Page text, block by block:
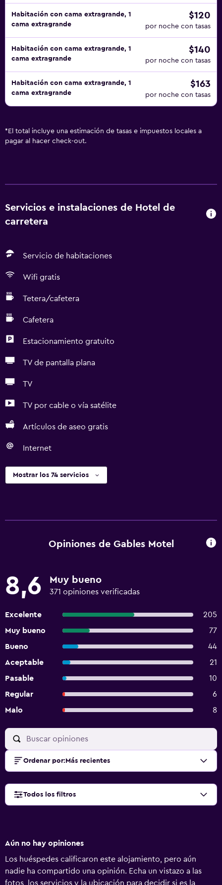
Habitación con cama extragrande, 1
cama extragrande
$120
por noche con tasas
Habitación con cama extragrande, 1
cama extragrande
$140
por noche con tasas
Habitación con cama extragrande, 1
cama extragrande
$163
por noche con tasas
* El total incluye una estimación de tasas e impuestos locales a
pagar al hacer check-out.
Servicios e instalaciones de Hotel de
carretera
Servicio de habitaciones
Wifi gratis
Tetera/cafetera
Cafetera
Estacionamiento gratuito
TV de pantalla plana
TV
TV por cable o vía satélite
Artículos de aseo gratis
Internet
Mostrar los 74 servicios
Opiniones de Gables Motel
8,6 Muy bueno
371 opiniones verificadas
Excelente
205
Muy bueno
77
Bueno
44
Aceptable
21
Pasable
10
Regular
6
Malo
8
Ordenar por: Más recientes
Todos los filtros
Aún no hay opiniones
Los huéspedes calificaron este alojamiento, pero aún
nadie ha compartido una opinión. Echa un vistazo a las
fotos, los servicios y la ubicación para decidir si es la